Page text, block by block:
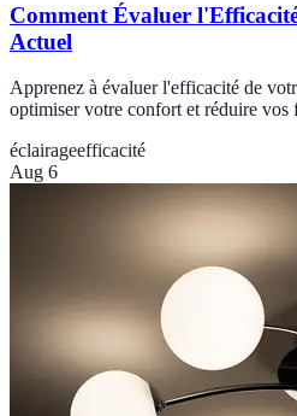
Comment Évaluer
Actuel
Apprenez à évaluer l'efficacité de
optimiser votre confort et réduire vos
éclairageefficacité
Aug 6